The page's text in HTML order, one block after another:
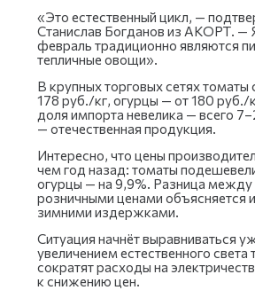
«Это естественный цикл, —
Станислав Богданов из АКОРТ. —
февраль традиционно являются
тепличные овощи».
В крупных торговых сетях томаты
178 руб./кг, огурцы — от 180 руб./
доля импорта невелика — всего
— отечественная продукция.
Интересно, что цены
чем год назад: томаты
огурцы — на 9,9%. Разница между
розничными ценами объясняется
зимними издержками.
Ситуация начнёт выравниваться
увеличением естественного света
сократят расходы на
к снижению цен.